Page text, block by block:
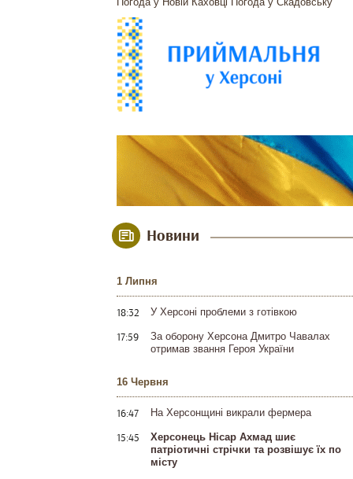
Новини
1 Липня
18:32 У Херсоні проблеми з готівкою
17:59
За оборону Херсона Дмитро Чавалах
отримав звання Героя України
16 Червня
16:47 На Херсонщині викрали фермера
15:45
Херсонець Нісар Ахмад шиє
патріотичні стрічки та розвішує їх по
місту